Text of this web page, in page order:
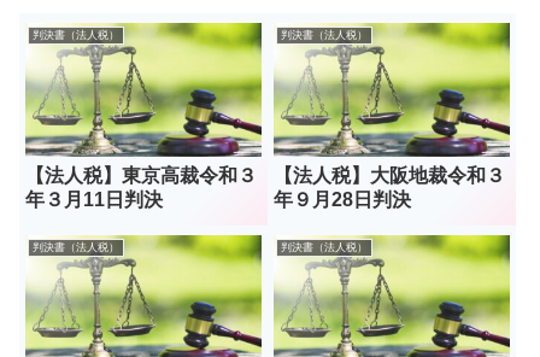
判決書（法人税）
【法人税】東京高裁令和３
年３月11日判決
判決書（法人税）
【法人税】大阪地裁令和３
年９月28日判決
判決書（法人税） 判決書（法人税）